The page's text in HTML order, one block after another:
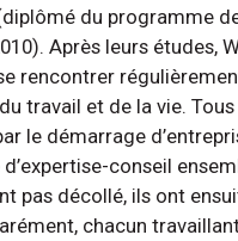
du programme
Après leurs études,
rencontrer
travail et de la vie.
le démarrage
conseil
pas décollé, ils ont
chacun